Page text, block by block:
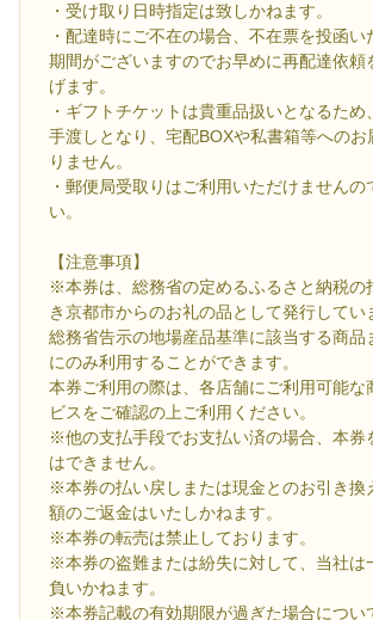
・受け取り日時指定は致しかねます。
・配達時にご不在の場合、不在票を投函い
期間がございますのでお早めに再配達依頼
げます。
・ギフトチケットは貴重品扱いとなるため
手渡しとなり、宅配BOXや私書箱等へのお
りません。
・郵便局受取りはご利用いただけませんの
い。
【注意事項】
※本券は、総務省の定めるふるさと納税の
き京都市からのお礼の品として発行してい
総務省告示の地場産品基準に該当する商品
にのみ利用することができます。
本券ご利用の際は、各店舗にご利用可能な
ビスをご確認の上ご利用ください。
※他の支払手段でお支払い済の場合、本券
はできません。
※本券の払い戻しまたは現金とのお引き換
額のご返金はいたしかねます。
※本券の転売は禁止しております。
※本券の盗難または紛失に対して、当社は
負いかねます。
※本券記載の有効期限が過ぎた場合につい